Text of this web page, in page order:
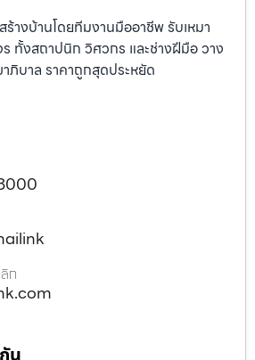
ร้างบ้านโดยทีมงานมืออาชีพ รับเหมา
ทั้งสถาปนิก วิศวกร และช่างฝีมือ วาง
ภิบาล ราคาถูกสุดประหยัด
ก